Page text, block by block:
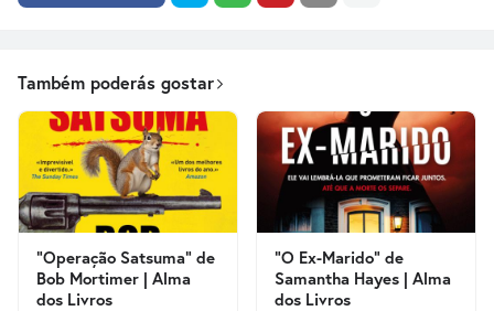
Também poderás gostar
"Operação Satsuma" de
Bob Mortimer | Alma
dos Livros
"O Ex-Marido" de
Samantha Hayes | Alma
dos Livros